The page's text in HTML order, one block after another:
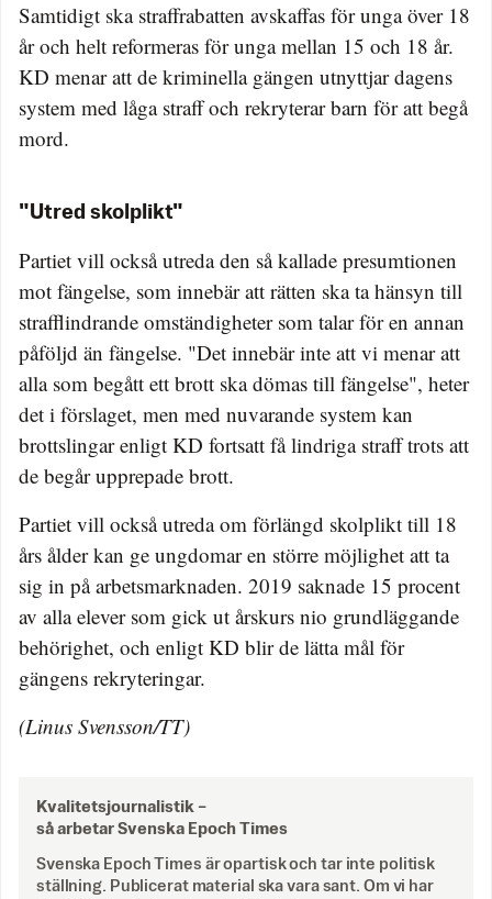
Samtidigt ska straffrabatten avskaffas för unga över 18
år och helt reformeras för unga mellan 15 och 18 år.
KD menar att de kriminella gängen utnyttjar dagens
system med låga straff och rekryterar barn för att begå
mord.
"Utred skolplikt"
Partiet vill också utreda den så kallade presumtionen
mot fängelse, som innebär att rätten ska ta hänsyn till
strafflindrande omständigheter som talar för en annan
påföljd än fängelse. "Det innebär inte att vi menar att
alla som begått ett brott ska dömas till fängelse", heter
det i förslaget, men med nuvarande system kan
brottslingar enligt KD fortsatt få lindriga straff trots att
de begår upprepade brott.
Partiet vill också utreda om förlängd skolplikt till 18
års ålder kan ge ungdomar en större möjlighet att ta
sig in på arbetsmarknaden. 2019 saknade 15 procent
av alla elever som gick ut årskurs nio grundläggande
behörighet, och enligt KD blir de lätta mål för
gängens rekryteringar.
(Linus Svensson/TT)
Kvalitetsjournalistik –
så arbetar Svenska Epoch Times
Svenska Epoch Times är opartisk och tar inte politisk
ställning. Publicerat material ska vara sant. Om vi har